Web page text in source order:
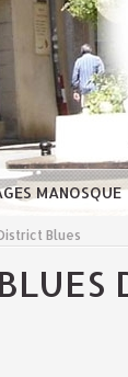
MANOSQUE
Blues